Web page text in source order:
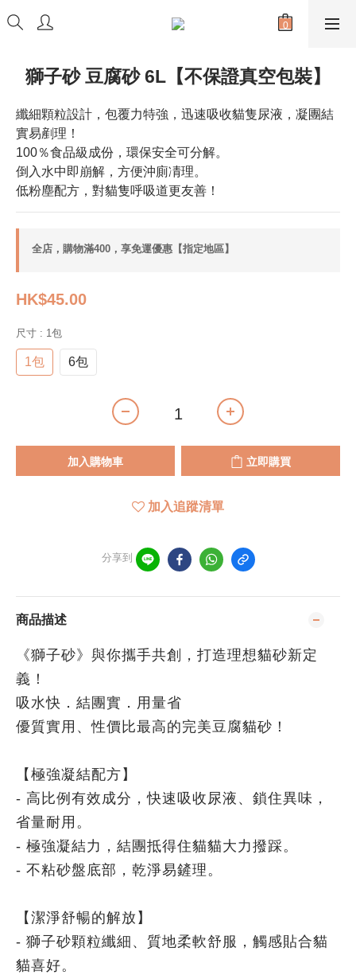
獅子砂 豆腐砂 6L【不保證真空包裝】
纖細顆粒設計，包覆力特強，迅速吸收貓隻尿液，凝團結
實易剷理！
100％食品級成份，環保安全可分解。
倒入水中即崩解，方便沖廁凊理。
低粉塵配方，對貓隻呼吸道更友善！
全店，購物滿400，享免運優惠【指定地區】
HK$45.00
尺寸 : 1包
1包 6包
加入購物車 立即購買
加入追蹤清單
分享到
商品描述
《獅子砂》與你攜手共創，打造理想貓砂新定
義！
吸水快．結團實．用量省
優質實用、性價比最高的完美豆腐貓砂！
【極強凝結配方】
- 高比例有效成分，快速吸收尿液、鎖住異味，
省量耐用。
- 極強凝結力，結團抵得住貓貓大力撥踩。
- 不粘砂盤底部，乾淨易鏟理。
【潔淨舒暢的解放】
- 獅子砂顆粒纖細、質地柔軟舒服，觸感貼合貓
貓喜好。